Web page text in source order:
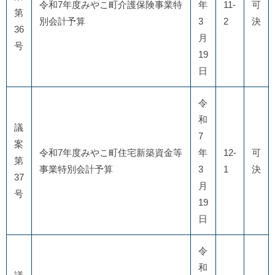
第
36
号
令和7年度みやこ町介護保険事業特
別会計予算
年
3
月
19
日
11-
2
可
決
議
案
第
37
号
令和7年度みやこ町住宅新築資金等
事業特別会計予算
令
和
7
年
3
月
19
日
12-
1
可
決
令
和